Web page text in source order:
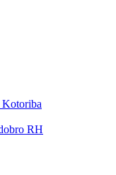
Kotoriba
RH